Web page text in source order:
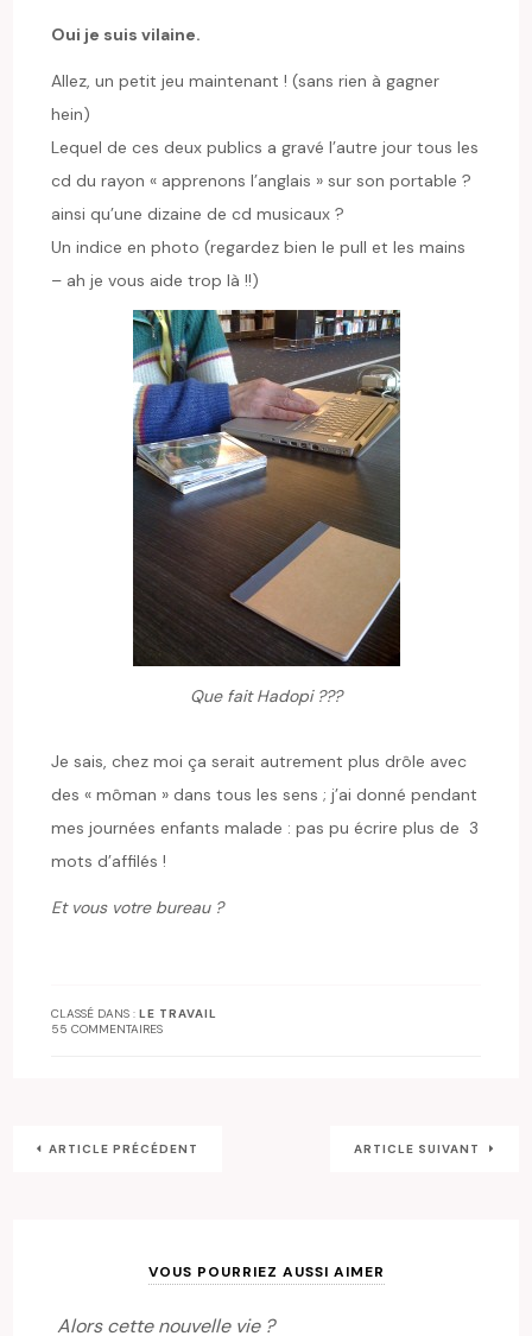
Oui je suis vilaine.
Allez, un petit jeu maintenant ! (sans rien à gagner
hein)
Lequel de ces deux publics a gravé l’autre jour tous les
cd du rayon « apprenons l’anglais » sur son portable ?
ainsi qu’une dizaine de cd musicaux ?
Un indice en photo (regardez bien le pull et les mains
– ah je vous aide trop là !!)
Que fait Hadopi ???
Je sais, chez moi ça serait autrement plus drôle avec
des « môman » dans tous les sens ; j’ai donné pendant
mes journées enfants malade : pas pu écrire plus de 3
mots d’affilés !
Et vous votre bureau ?
CLASSÉ DANS :LE TRAVAIL
55 COMMENTAIRES
ARTICLE PRÉCÉDENT ARTICLE SUIVANT
VOUS POURRIEZ AUSSI AIMER
Alors cette nouvelle vie ?